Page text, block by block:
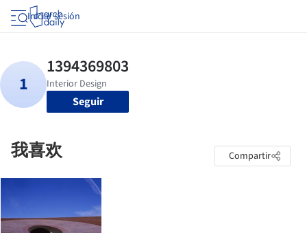
Iniciar sesión
Seguir
我喜欢 Compartir